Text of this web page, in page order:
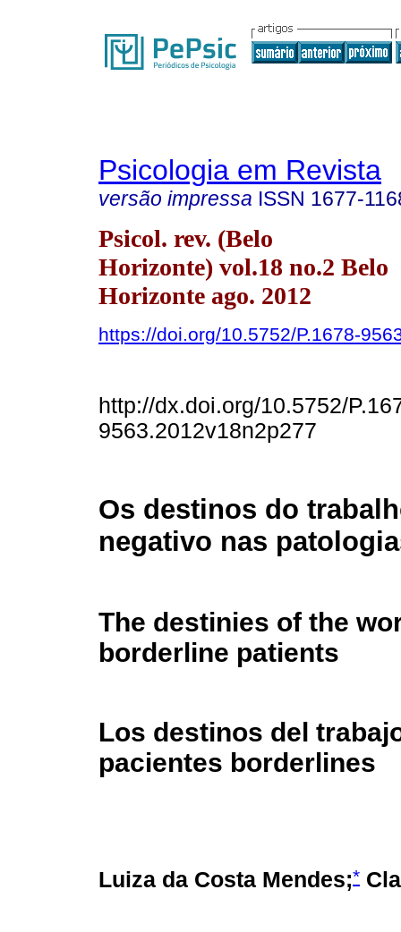
Psicologia em Revista
versão impressa ISSN 1677-
Psicol. rev. (Belo
Horizonte) vol.18 no.2 Belo
Horizonte ago. 2012
https://doi.org/10.5752/P.1678-
http://dx.doi.org/10.5752/
9563.2012v18n2p277
Os destinos do
negativo nas
The destinies of the
borderline patients
Los destinos del
pacientes borderlines
Luiza da Costa Mendes;*